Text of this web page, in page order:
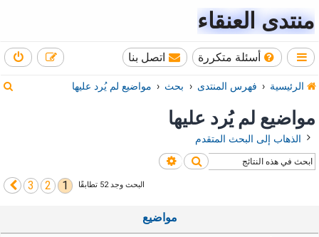
منتدى العنقاء
أسئلة متكررة اتصل بنا
الرئيسية فهرس المنتدى بحث مواضيع لم يُرد عليها
ب
مواضيع لم يُرد عليها
الذهاب إلى البحث المتقدم
بحث بحث متقدم
البحث وجد 52 تطابقًا 1
2
3التالي
مواضيع